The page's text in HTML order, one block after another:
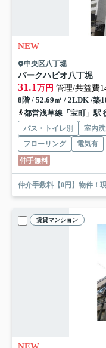
NEW
中央区八丁堀
パークハビオ八丁堀
31.1万円 管理/共益費
8階 / 52.69㎡ / 2LDK /築
都営浅草線「宝町」駅
バス・トイレ別 室内
フローリング
電気有
仲手無料
仲介手数料【0円】物件！
賃貸マンション